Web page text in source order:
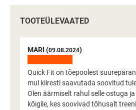
TOOTEÜLEVAATED
MARI (09.08.2024)
Quick Fit on tõepoolest
mul kiiresti saavutada soovitud
Olen äärmiselt rahul selle ostuga
kõigile, kes soovivad tõhusalt